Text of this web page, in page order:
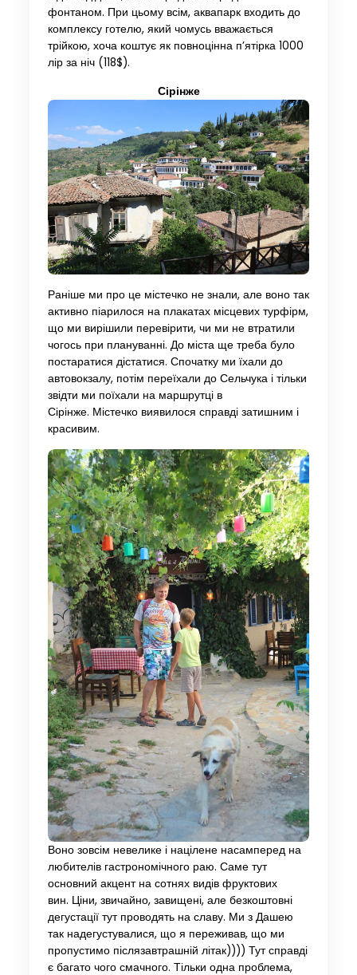
фонтаном. При цьому всім, аквапарк входить до
комплексу готелю, який чомусь вважається
трійкою, хоча коштує як повноцінна п’ятірка 1000
лір за ніч (118$).
Сірінже
Раніше ми про це містечко не знали, але воно так
активно піарилося на плакатах місцевих турфірм,
що ми вирішили перевірити, чи ми не втратили
чогось при плануванні. До міста ще треба було
постаратися дістатися. Спочатку ми їхали до
автовокзалу, потім переїхали до Сельчука і тільки
звідти ми поїхали на маршрутці в
Сірінже. Містечко виявилося справді затишним і
красивим.
Воно зовсім невелике і націлене насамперед на
любителів гастрономічного раю. Саме тут
основний акцент на сотнях видів фруктових
вин. Ціни, звичайно, завищені, але безкоштовні
дегустації тут проводять на славу. Ми з Дашею
так надегустувалися, що я переживав, що ми
пропустимо післязавтрашній літак)))) Тут справді
є багато чого смачного. Тільки одна проблема,